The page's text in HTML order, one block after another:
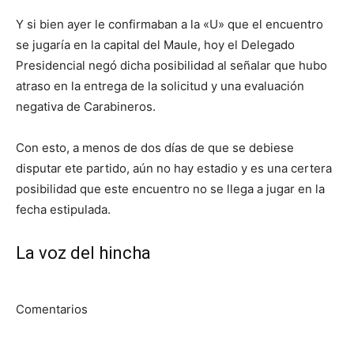
Y si bien ayer le confirmaban a la «U» que el encuentro
se jugaría en la capital del Maule, hoy el Delegado
Presidencial negó dicha posibilidad al señalar que hubo
atraso en la entrega de la solicitud y una evaluación
negativa de Carabineros.
Con esto, a menos de dos días de que se debiese
disputar ete partido, aún no hay estadio y es una certera
posibilidad que este encuentro no se llega a jugar en la
fecha estipulada.
La voz del hincha
Comentarios